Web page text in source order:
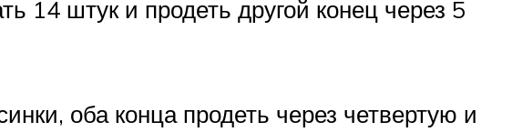
14 штук и продеть другой конец через 5
оба конца продеть через четвертую и